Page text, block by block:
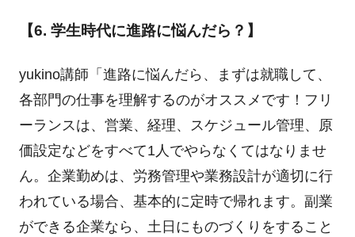
【6. 学生時代に進路に悩んだら？】
yukino講師「進路に悩んだら、まずは就職して、
各部門の仕事を理解するのがオススメです！フリ
ーランスは、営業、経理、スケジュール管理、原
価設定などをすべて1人でやらなくてはなりませ
ん。企業勤めは、労務管理や業務設計が適切に行
われている場合、基本的に定時で帰れます。副業
ができる企業なら、土日にものづくりをすること